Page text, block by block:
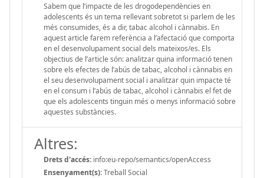
Sabem que l’impacte de les drogodependències en
adolescents és un tema rellevant sobretot si parlem de les
més consumides, és a dir, tabac alcohol i cànnabis. En
aquest article farem referència a l’afectació que comporta
en el desenvolupament social dels mateixos/es. Els
objectius de l’article són: analitzar quina informació tenen
sobre els efectes de l’abús de tabac, alcohol i cànnabis en
el seu desenvolupament social i analitzar quin impacte té
en el consum i l’abús de tabac, alcohol i cànnabis el fet de
que els adolescents tinguin més o menys informació sobre
aquestes substàncies.
Altres:
Drets d'accés: info:eu-repo/semantics/openAccess
Ensenyament(s):Treball Social